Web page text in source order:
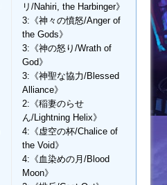
リ/Nahiri, the Harbinger》
3:《神々の憤怒/Anger of
the Gods》
3:《神の怒り/Wrath of
God》
3:《神聖な協力/Blessed
Alliance》
2:《稲妻のらせ
ん/Lightning Helix》
4:《虚空の杯/Chalice of
the Void》
4:《血染めの月/Blood
Moon》